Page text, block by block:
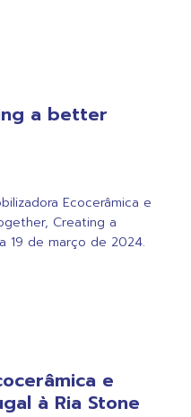
a better
Ecocerâmica e
Creating a
19 de março de 2024.
e
à Ria Stone